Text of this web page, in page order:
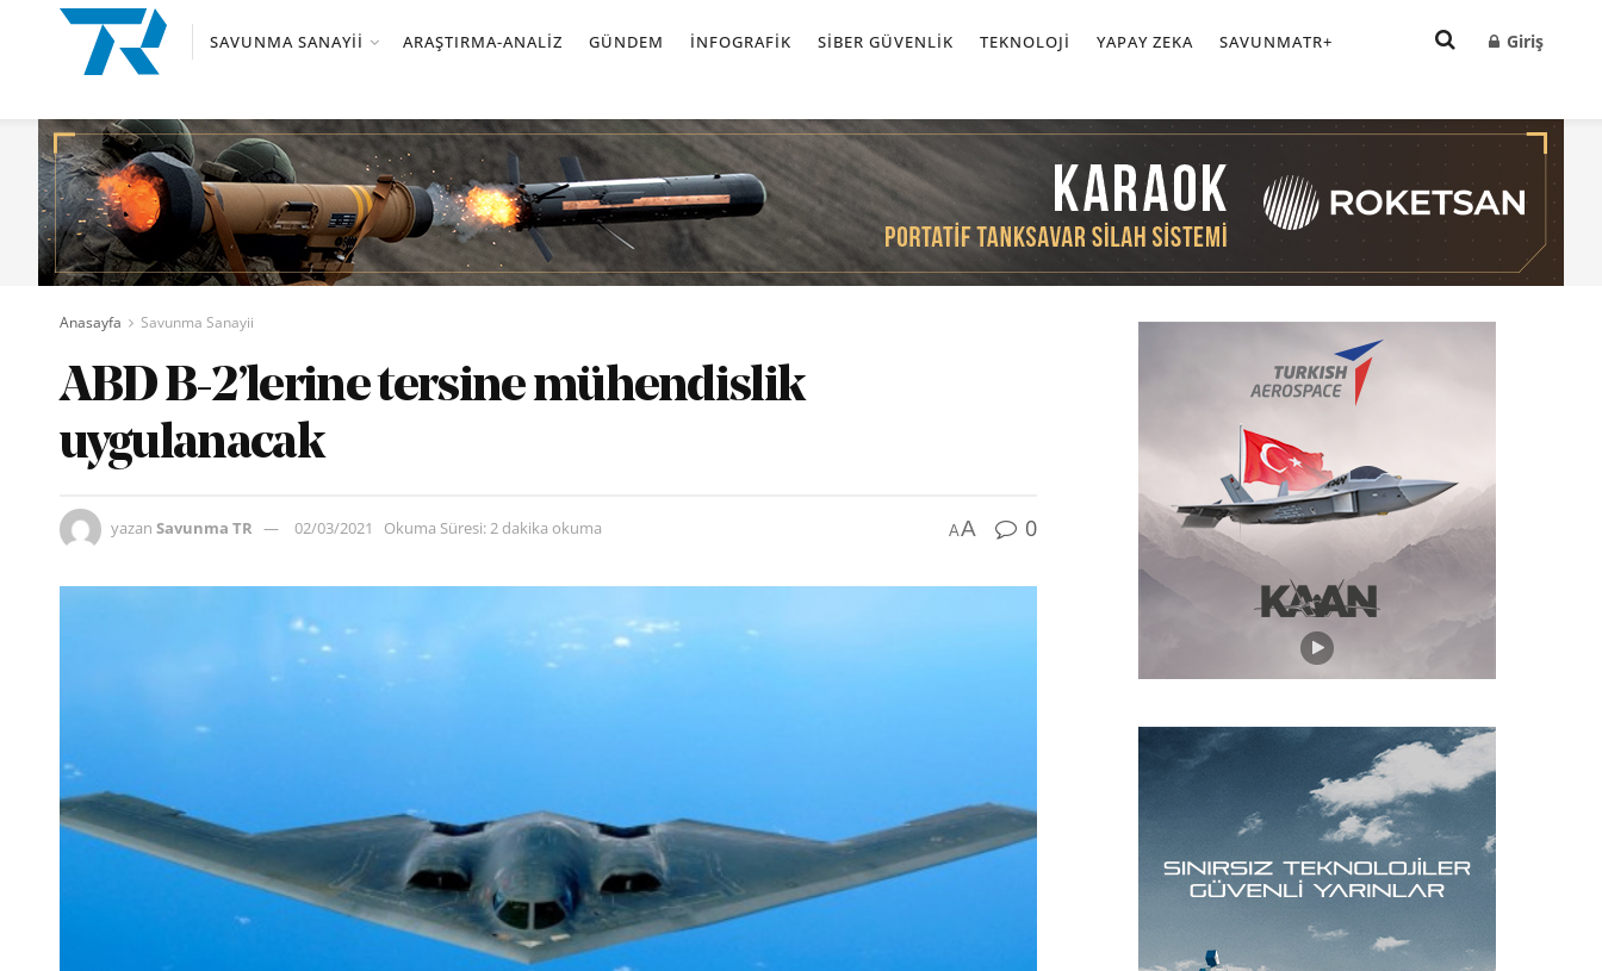
SAVUNMA SANAYII ARAŞTIRMA-ANALIZ GÜNDEM İNFOGRAFIK SIBER GÜVENLIK TEKNOLOJI YAPAY ZEKA SAVUNMATR+ Giriş
Anasayfa Savunma Sanayii
ABD B-2’lerine tersine mühendislik
uygulanacak
yazan Savunma TR 02/03/2021 Okuma Süresi: 2 dakika okuma AA 0